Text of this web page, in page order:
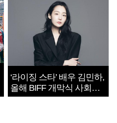
‘라이징 스타’ 배우 김민하,
올해 BIFF 개막식 사회자
확정